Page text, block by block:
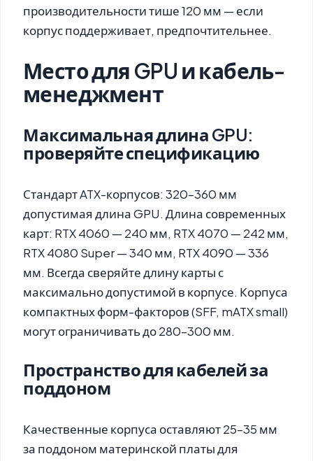
производительности тише 120 мм — если
корпус поддерживает, предпочтительнее.
Место для GPU и кабель-
менеджмент
Максимальная длина GPU:
проверяйте спецификацию
Стандарт ATX-корпусов: 320–360 мм
допустимая длина GPU. Длина современных
карт: RTX 4060 — 240 мм, RTX 4070 — 242 мм,
RTX 4080 Super — 340 мм, RTX 4090 — 336
мм. Всегда сверяйте длину карты с
максимально допустимой в корпусе. Корпуса
компактных форм-факторов (SFF, mATX small)
могут ограничивать до 280–300 мм.
Пространство для кабелей за
поддоном
Качественные корпуса оставляют 25–35 мм
за поддоном материнской платы для